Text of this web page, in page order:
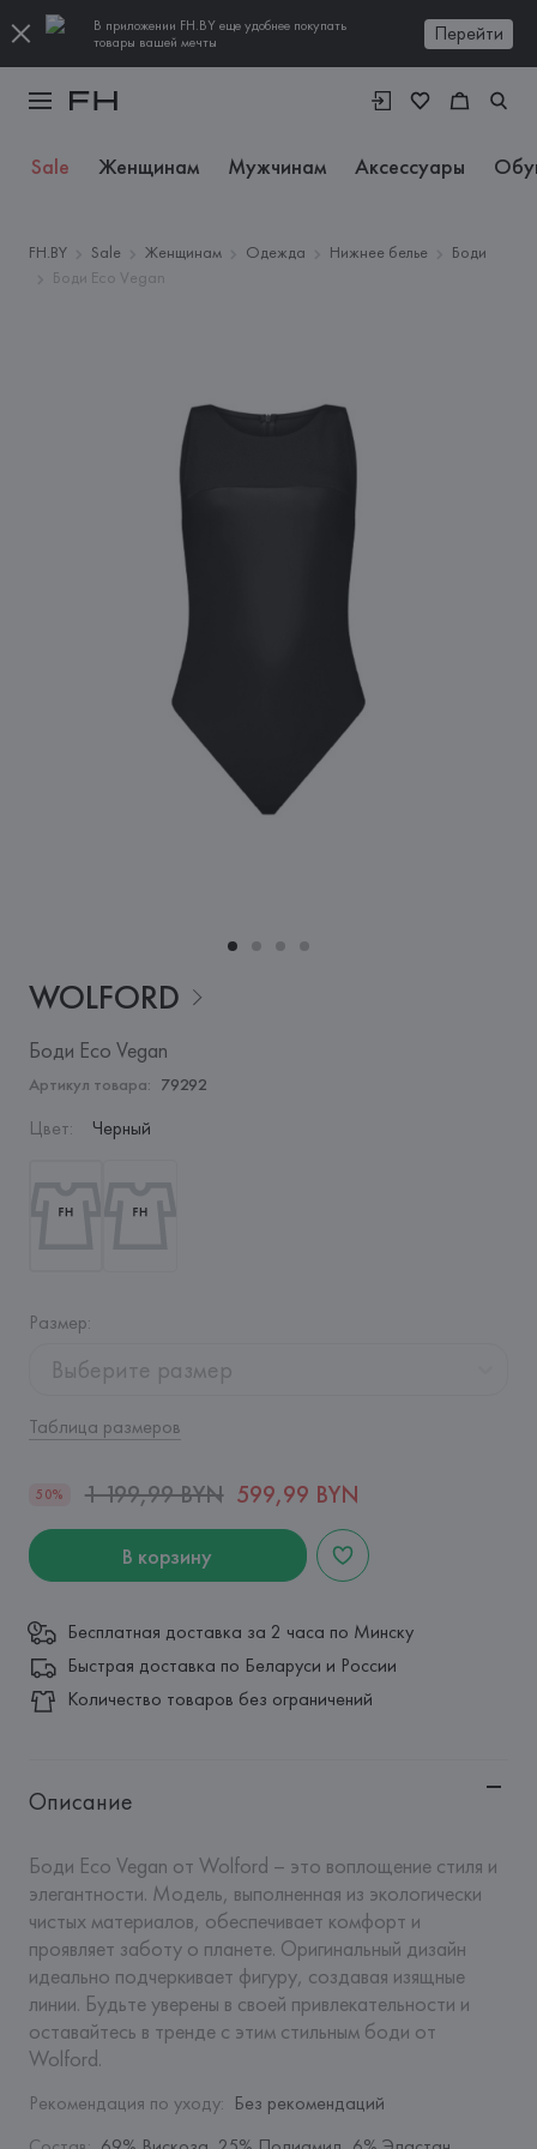
В приложении FH.BY еще удобнее покупать
товары вашей мечты
Перейти
Sale Женщинам Мужчинам Аксессуары
FH.BY Sale Женщинам Одежда Нижнее белье
Боди
Боди Eco Vegan
WOLFORD
Боди Eco Vegan
Артикул товара: 79292
Цвет: Черный
Размер:
Выберите размер
Таблица размеров
50% 1 199,99 BYN 599,99 BYN
В корзину
Бесплатная доставка за 2 часа по Минску
Быстрая доставка по Беларуси и России
Количество товаров без ограничений
Описание
Боди Eco Vegan от Wolford – это воплощение стиля и
элегантности. Модель, выполненная из экологически
чистых материалов, обеспечивает комфорт и
проявляет заботу о планете. Оригинальный дизайн
идеально подчеркивает фигуру, создавая изящные
линии. Будьте уверены в своей привлекательности и
оставайтесь в тренде с этим стильным боди от
Wolford.
Рекомендация по уходу: Без рекомендаций